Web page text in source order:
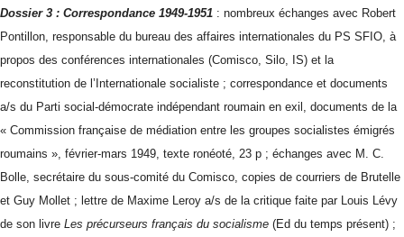
Dossier 3 : Correspondance 1949-1951 : nombreux échanges avec Robert
Pontillon, responsable du bureau des affaires internationales du PS SFIO, à
propos des conférences internationales (Comisco, Silo, IS) et la
reconstitution de l’Internationale socialiste ; correspondance et documents
a/s du Parti social-démocrate indépendant roumain en exil, documents de la
« Commission française de médiation entre les groupes socialistes émigrés
roumains », février-mars 1949, texte ronéoté, 23 p ; échanges avec M. C.
Bolle, secrétaire du sous-comité du Comisco, copies de courriers de Brutelle
et Guy Mollet ; lettre de Maxime Leroy a/s de la critique faite par Louis Lévy
de son livre Les précurseurs français du socialisme (Ed du temps présent) ;